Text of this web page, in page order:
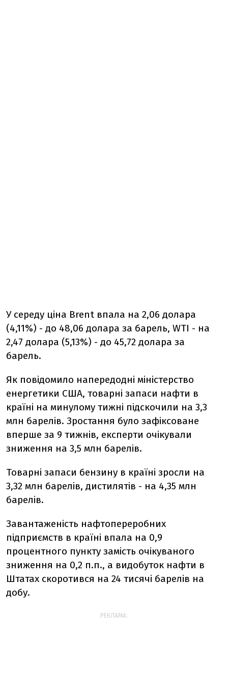
У середу ціна Brent впала на 2,06 долара
(4,11%) - до 48,06 долара за барель, WTI - на
2,47 долара (5,13%) - до 45,72 долара за
барель.
Як повідомило напередодні міністерство
енергетики США, товарні запаси нафти в
країні на минулому тижні підскочили на 3,3
млн барелів. Зростання було зафіксоване
вперше за 9 тижнів, експерти очікували
зниження на 3,5 млн барелів.
Товарні запаси бензину в країні зросли на
3,32 млн барелів, дистилятів - на 4,35 млн
барелів.
Завантаженість нафтопереробних
підприємств в країні впала на 0,9
процентного пункту замість очікуваного
зниження на 0,2 п.п., а видобуток нафти в
Штатах скоротився на 24 тисячі барелів на
добу.
РЕКЛАМА: